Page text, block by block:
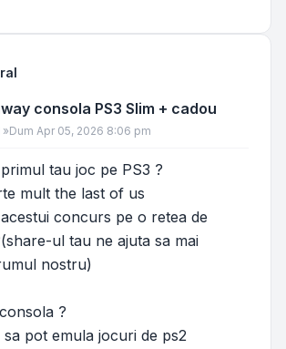
consola PS3 Slim + cadou
»Dum Apr 05, 2026 8:06 pm
tau joc pe PS3 ?
mult the last of us
concurs pe o retea de
ul tau ne ajuta sa mai
nostru)
?
pot emula jocuri de ps2